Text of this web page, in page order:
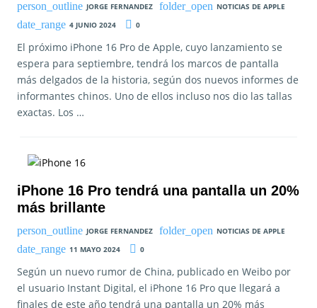
JORGE FERNANDEZ
NOTICIAS DE APPLE
4 JUNIO 2024
0
El próximo iPhone 16 Pro de Apple, cuyo lanzamiento se
espera para septiembre, tendrá los marcos de pantalla
más delgados de la historia, según dos nuevos informes de
informantes chinos. Uno de ellos incluso nos dio las tallas
exactas. Los …
iPhone 16 Pro tendrá una pantalla un 20%
más brillante
JORGE FERNANDEZ
NOTICIAS DE APPLE
11 MAYO 2024
0
Según un nuevo rumor de China, publicado en Weibo por
el usuario Instant Digital, el iPhone 16 Pro que llegará a
finales de este año tendrá una pantalla un 20% más